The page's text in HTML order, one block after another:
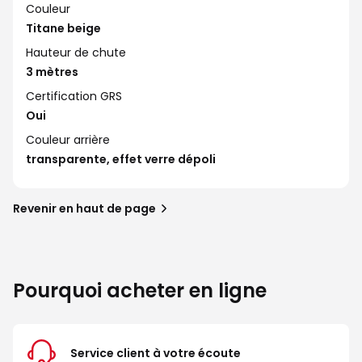
Couleur
Titane beige
Hauteur de chute
3 mètres
Certification GRS
Oui
Couleur arrière
transparente, effet verre dépoli
Revenir en haut de page
Pourquoi acheter en ligne
Service client à votre écoute